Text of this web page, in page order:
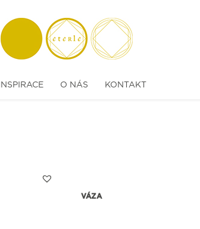
INSPIRACE O NÁS KONTAKT
VÁZA